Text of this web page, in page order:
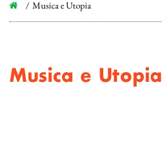
Musica e Utopia
Musica e Utopia